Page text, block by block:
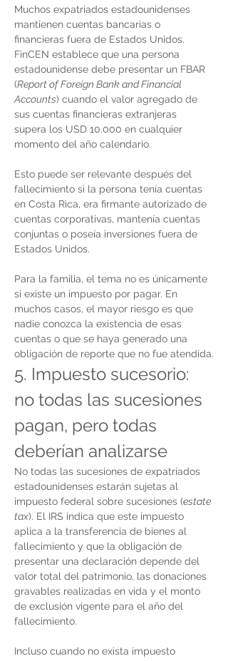
Muchos expatriados estadounidenses
mantienen cuentas bancarias o
financieras fuera de Estados Unidos.
FinCEN establece que una persona
estadounidense debe presentar un FBAR
(Report of Foreign Bank and Financial
Accounts) cuando el valor agregado de
sus cuentas financieras extranjeras
supera los USD 10.000 en cualquier
momento del año calendario.
Esto puede ser relevante después del
fallecimiento si la persona tenía cuentas
en Costa Rica, era firmante autorizado de
cuentas corporativas, mantenía cuentas
conjuntas o poseía inversiones fuera de
Estados Unidos.
Para la familia, el tema no es únicamente
si existe un impuesto por pagar. En
muchos casos, el mayor riesgo es que
nadie conozca la existencia de esas
cuentas o que se haya generado una
obligación de reporte que no fue atendida.
5. Impuesto sucesorio:
no todas las sucesiones
pagan, pero todas
deberían analizarse
No todas las sucesiones de expatriados
estadounidenses estarán sujetas al
impuesto federal sobre sucesiones (estate
tax). El IRS indica que este impuesto
aplica a la transferencia de bienes al
fallecimiento y que la obligación de
presentar una declaración depende del
valor total del patrimonio, las donaciones
gravables realizadas en vida y el monto
de exclusión vigente para el año del
fallecimiento.
Incluso cuando no exista impuesto